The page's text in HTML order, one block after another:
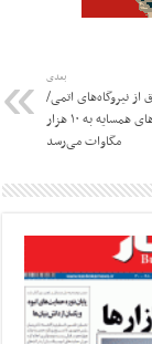
بعدی
از نیروگاه‌های اتمی/
تبادل برق با کشورهای همسایه به ۱۰ هزار
مگاوات می‌رسد